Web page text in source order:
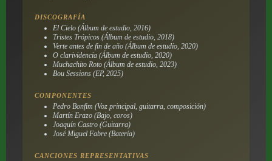
DISCOGRAFÍA
El Cielo(Álbum de estudio, 2016)
Tristes Trópicos(Álbum de estudio, 2018)
Verte antes de fin de año(Álbum de estudio, 2020)
O clarividencia(Álbum de estudio, 2020)
Muchachito Roto(Álbum de estudio, 2023)
Bou Sessions(EP, 2025)
COMPONENTES
Pedro Bonfim (Voz principal, guitarra, composición)
Martín Erazo (Bajo, coros)
Joaquín Castro (Guitarra)
José Miguel Fabre (Batería)
CANCIONES REPRESENTATIVAS